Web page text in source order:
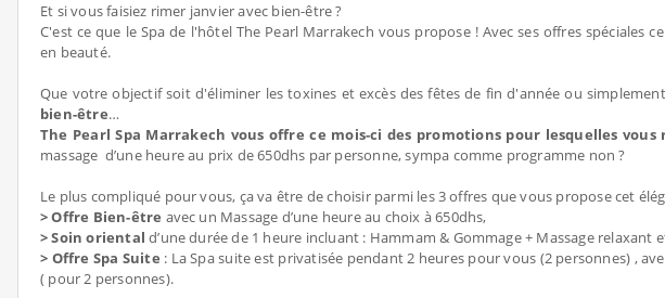
Et si vous faisiez rimer janvier avec bien-être ?
C'est ce que le Spa de l'hôtel The Pearl Marrakech vous propose ! Avec ses offres spéciales
en beauté.
Que votre objectif soit d'éliminer les toxines et excès des fêtes de fin d'année ou
bien-être…
The Pearl Spa Marrakech vous offre ce mois-ci des promotions pour lesquelles vous
massage d’une heure au prix de 650dhs par personne, sympa comme programme non ?
Le plus compliqué pour vous, ça va être de choisir parmi les 3 offres que vous propose cet
> Offre Bien-être avec un Massage d’une heure au choix à 650dhs,
> Soin orientald’une durée de 1 heure incluant : Hammam & Gommage + Massage
> Offre Spa Suite : La Spa suite est privatisée pendant 2 heures pour vous (2 personnes) ,
( pour 2 personnes).